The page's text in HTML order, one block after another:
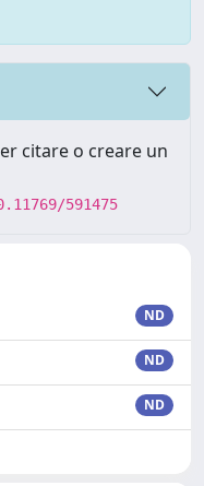
citare o creare un
591475
ND
ND
ND